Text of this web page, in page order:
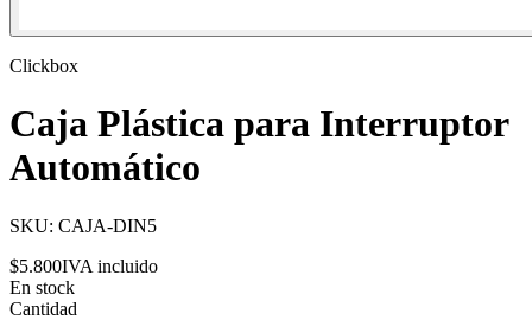
Clickbox
Caja Plástica para Interruptor
Automático
SKU: CAJA-DIN5
$5.800IVA incluido
En stock
Cantidad